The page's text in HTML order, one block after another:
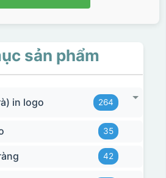
sản phẩm
in logo 264
35
42